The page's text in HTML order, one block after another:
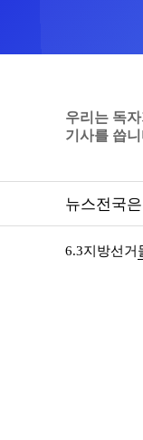
우리는 독
기사를 씁
뉴스전국
6.3지방선거